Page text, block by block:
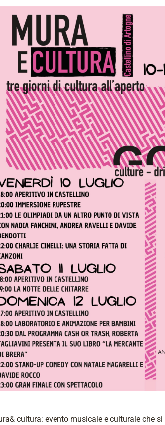
cultura: evento musicale e culturale che si